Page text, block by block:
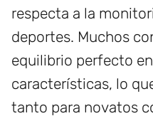
respecta a la
deportes. Muchos
equilibrio perfecto
características, lo
tanto para novatos